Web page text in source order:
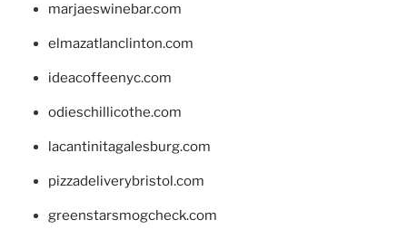
marjaeswinebar.com
elmazatlanclinton.com
ideacoffeenyc.com
odieschillicothe.com
lacantinitagalesburg.com
pizzadeliverybristol.com
greenstarsmogcheck.com